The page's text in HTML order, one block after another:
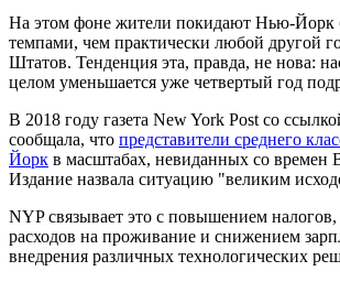
На этом фоне жители покидают Нью-Йорк
темпами, чем практически любой другой
Штатов. Тенденция эта, правда, не нова:
целом уменьшается уже четвертый год
В 2018 году газета New York Post со
сообщала, что представители среднего
Йорк в масштабах, невиданных со времен
Издание назвала ситуацию "великим
NYP связывает это с повышением
расходов на проживание и снижением
внедрения различных технологических